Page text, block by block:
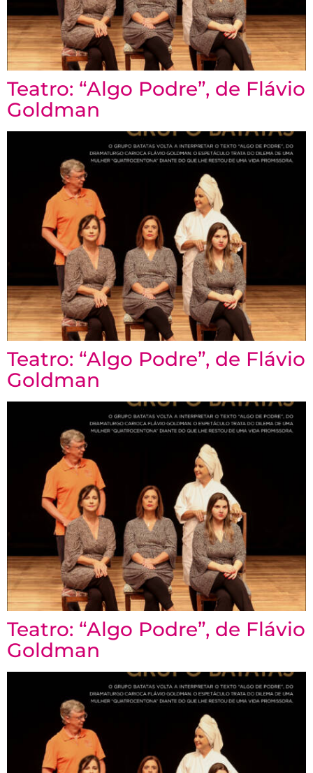
Teatro: “Algo Podre”, de Flávio
Goldman
Teatro: “Algo Podre”, de Flávio
Goldman
Teatro: “Algo Podre”, de Flávio
Goldman